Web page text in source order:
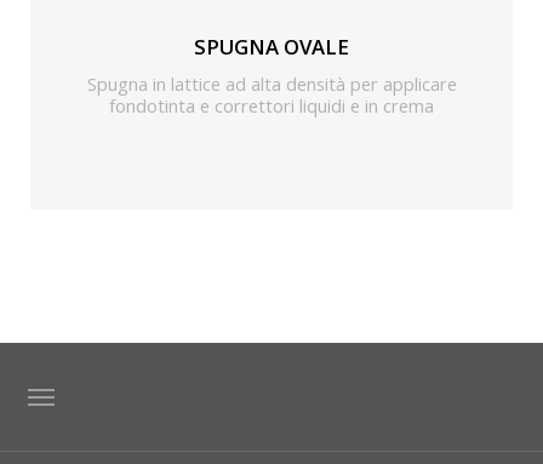
SPUGNA OVALE
Spugna in lattice ad alta densità per applicare
fondotinta e correttori liquidi e in crema